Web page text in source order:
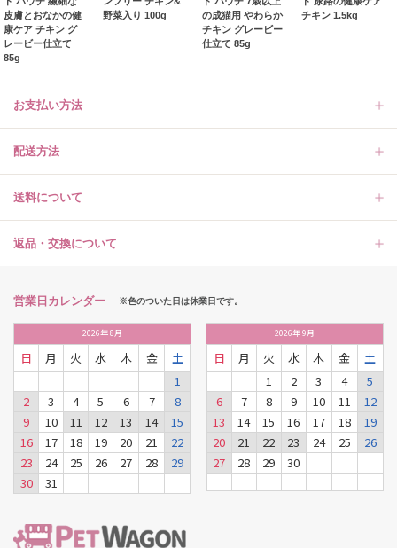
皮膚とおなかの健
康ケア チキン グ
レービー仕立て
85g
野菜入り 100g
の成猫用 やわらか
チキン グレービー
仕立て 85g
チキン 1.5kg
お支払い方法
配送方法
送料について
返品・交換について
営業日カレンダー ※色のついた日は休業日です。
2026年8月
日 月 火 水 木 金
土
1
2
3 4 5 6 7
8
9
10 11 12 13 14
15
16
17 18 19 20 21
22
23
24 25 26 27 28
29
30
31
2026年9月
日 月 火 水 木 金
土
1
2 3 4
5
6
7 8 9 10 11
12
13
14 15 16 17 18
19
20
21 22 23 24 25
26
27
28 29 30